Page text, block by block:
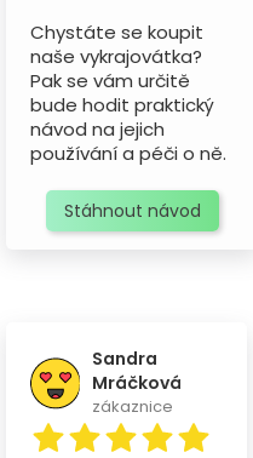
Chystáte se koupit
naše vykrajovátka?
Pak se vám určitě
bude hodit praktický
návod na jejich
používání a péči o ně.
Stáhnout návod
Sandra
Mráčková
zákaznice